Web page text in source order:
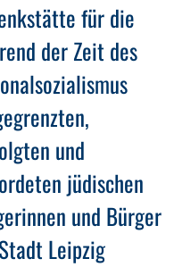
für die
der Zeit des
und
jüdischen
und Bürger
Leipzig